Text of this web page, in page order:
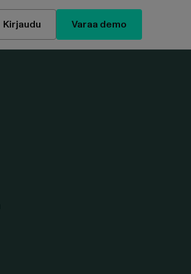
Kirjaudu Varaa demo